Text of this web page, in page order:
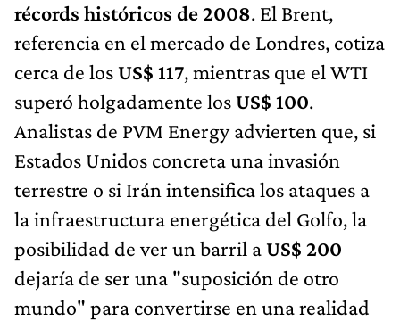
récords históricos de 2008. El Brent,
referencia en el mercado de Londres, cotiza
cerca de losUS$ 117, mientras que el WTI
superó holgadamente losUS$ 100.
Analistas de PVM Energy advierten que, si
Estados Unidos concreta una invasión
terrestre o si Irán intensifica los ataques a
la infraestructura energética del Golfo, la
posibilidad de ver un barril aUS$ 200
dejaría de ser una "suposición de otro
mundo" para convertirse en una realidad